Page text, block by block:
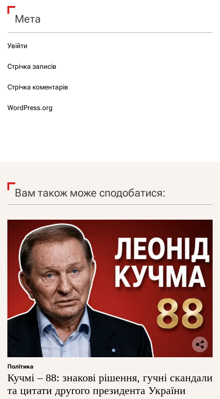
Мета
Увійти
Стрічка записів
Стрічка коментарів
WordPress.org
Вам також може сподобатися:
Політика
Кучмі – 88: знакові рішення, гучні скандали
та цитати другого президента України